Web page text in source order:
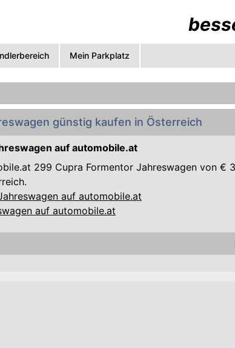
Mein Parkplatz
günstig kaufen in Österreich
auf automobile.at
299 Cupra Formentor Jahreswagen von €
auf automobile.at
auf automobile.at